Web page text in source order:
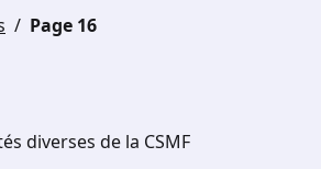
Page 16
diverses de la CSMF